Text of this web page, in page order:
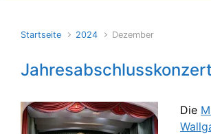
Startseite 2024 Dezember
Die